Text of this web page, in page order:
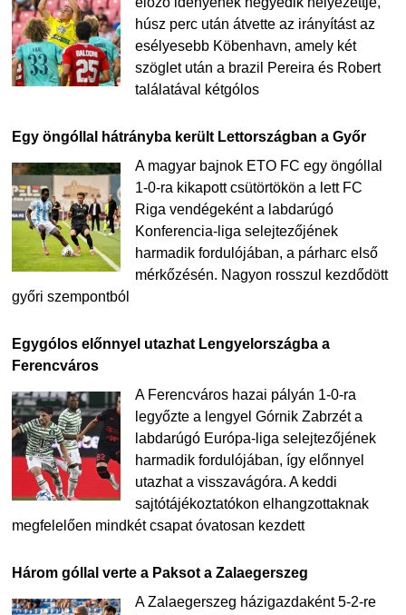
húsz perc után átvette az irányítást az
esélyesebb Köbenhavn, amely két
szöglet után a brazil Pereira és Robert
találatával kétgólos
Egy öngóllal hátrányba került Lettországban a Győr
A magyar bajnok ETO FC egy öngóllal
1-0-ra kikapott csütörtökön a lett FC
Riga vendégeként a labdarúgó
Konferencia-liga selejtezőjének
harmadik fordulójában, a párharc első
mérkőzésén. Nagyon rosszul kezdődött
győri szempontból
Egygólos előnnyel utazhat Lengyelországba a
Ferencváros
A Ferencváros hazai pályán 1-0-ra
legyőzte a lengyel Górnik Zabrzét a
labdarúgó Európa-liga selejtezőjének
harmadik fordulójában, így előnnyel
utazhat a visszavágóra. A keddi
sajtótájékoztatókon elhangzottaknak
megfelelően mindkét csapat óvatosan kezdett
Három góllal verte a Paksot a Zalaegerszeg
A Zalaegerszeg házigazdaként 5-2-re